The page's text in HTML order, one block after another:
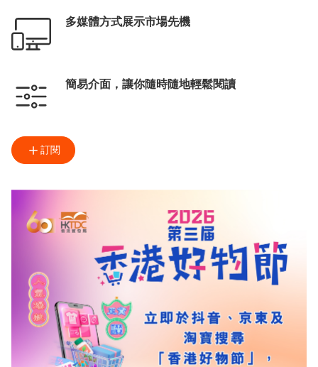
多媒體方式展示市場先機
簡易介面，讓你隨時隨地輕鬆閱讀
訂閱